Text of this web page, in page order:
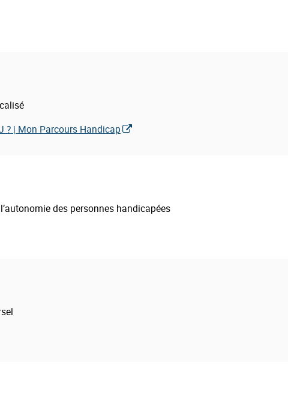
? | Mon Parcours Handicap
des personnes handicapées